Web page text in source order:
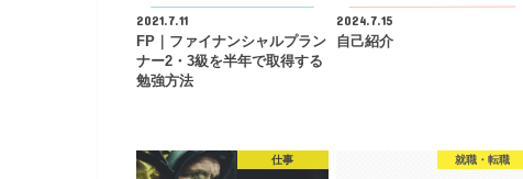
2021.7.11
FP｜ファイナンシャルプラン
ナー2・3級を半年で取得する
勉強方法
2024.7.15
自己紹介
仕事 就職・転職